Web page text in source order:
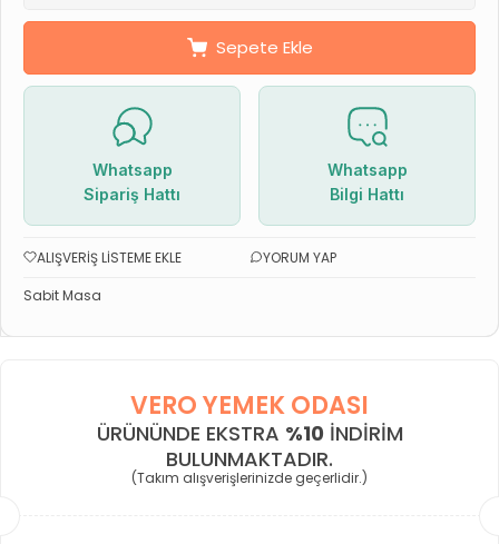
Sepete Ekle
Whatsapp
Sipariş Hattı
Whatsapp
Bilgi Hattı
ALIŞVERIŞ LISTEME EKLE
YORUM YAP
Sabit Masa
VERO YEMEK ODASI
ÜRÜNÜNDE EKSTRA %10 INDIRIM
BULUNMAKTADIR.
(Takım alışverişlerinizde geçerlidir.)